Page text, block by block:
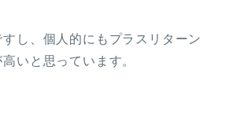
し、個人的にもプラスリターン
いと思っています。